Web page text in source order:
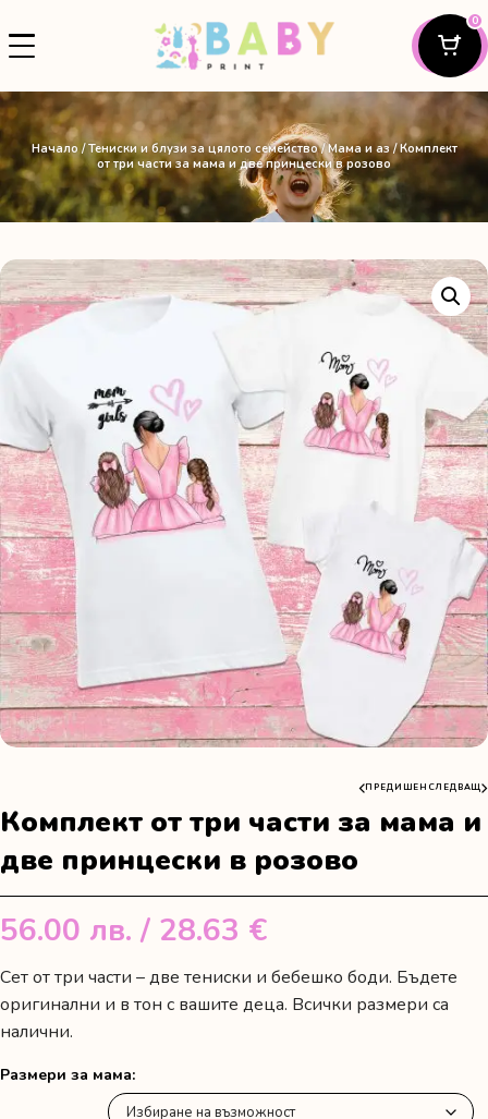
0
Начало /Тениски и блузи за цялото семейство/Мама и аз/ Комплект
от три части за мама и две принцески в розово
ПРЕДИШЕН СЛЕДВАЩ
Комплект от три части за мама и
две принцески в розово
56.00 лв. / 28.63 €
Сет от три части – две тениски и бебешко боди. Бъдете
оригинални и в тон с вашите деца. Всички размери са
налични.
Размери за мама